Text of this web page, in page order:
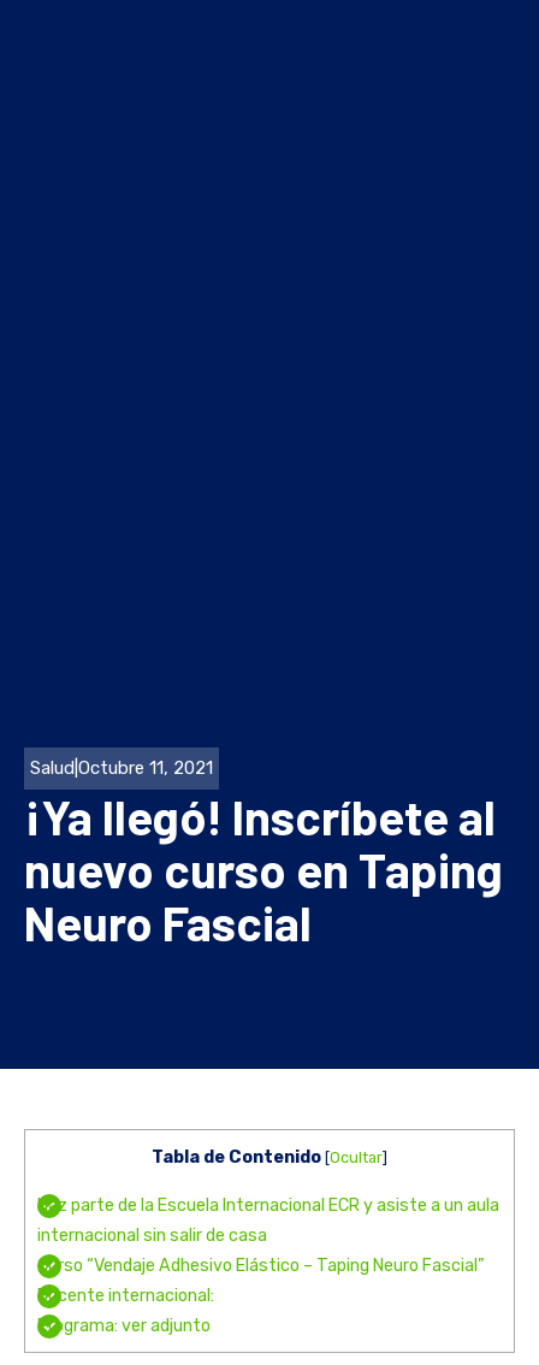
Salud Octubre 11, 2021
¡Ya llegó! Inscríbete al
nuevo curso en Taping
Neuro Fascial
Tabla de Contenido [Ocultar]
Haz parte de la Escuela Internacional ECR y asiste a un aula
internacional sin salir de casa
Curso “Vendaje Adhesivo Elástico – Taping Neuro Fascial”
Docente internacional:
Programa: ver adjunto